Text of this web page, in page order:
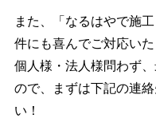
また、「なるはやで施
件にも喜んでご対応いた
個人様・法人様問わず
ので、まずは下記の連
い！